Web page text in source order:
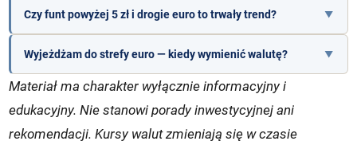
Czy funt powyżej 5 zł i drogie euro to trwały trend?
Wyjeżdżam do strefy euro — kiedy wymienić walutę?
Materiał ma charakter wyłącznie informacyjny i
edukacyjny. Nie stanowi porady inwestycyjnej ani
rekomendacji. Kursy walut zmieniają się w czasie